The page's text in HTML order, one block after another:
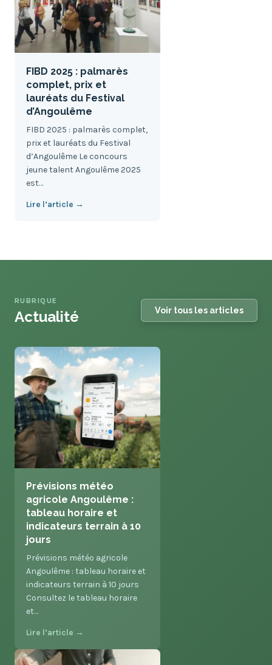
FIBD 2025 : palmarès
complet, prix et
lauréats du Festival
d’Angoulême
FIBD 2025 : palmarès complet,
prix et lauréats du Festival
d’Angoulême Le concours
jeune talent Angoulême 2025
est…
Lire l’article →
RUBRIQUE
Actualité Voir tous les articles
Prévisions météo
agricole Angoulême :
tableau horaire et
indicateurs terrain à 10
jours
Prévisions météo agricole
Angoulême : tableau horaire et
indicateurs terrain à 10 jours
Consultez le tableau horaire
et…
Lire l’article →